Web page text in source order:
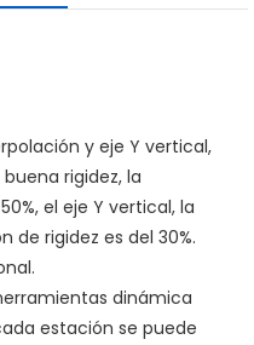
y eje Y vertical,
rigidez, la
el eje Y vertical, la
de rigidez es del 30%.
dinámica
estación se puede